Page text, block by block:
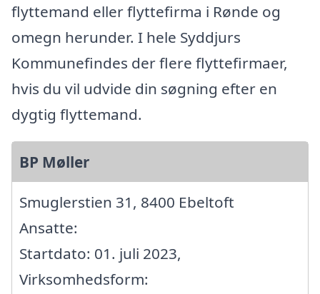
flyttemand eller flyttefirma i Rønde og
omegn herunder. I hele Syddjurs
Kommunefindes der flere flyttefirmaer,
hvis du vil udvide din søgning efter en
dygtig flyttemand.
BP Møller
Smuglerstien 31, 8400 Ebeltoft
Ansatte:
Startdato: 01. juli 2023,
Virksomhedsform: